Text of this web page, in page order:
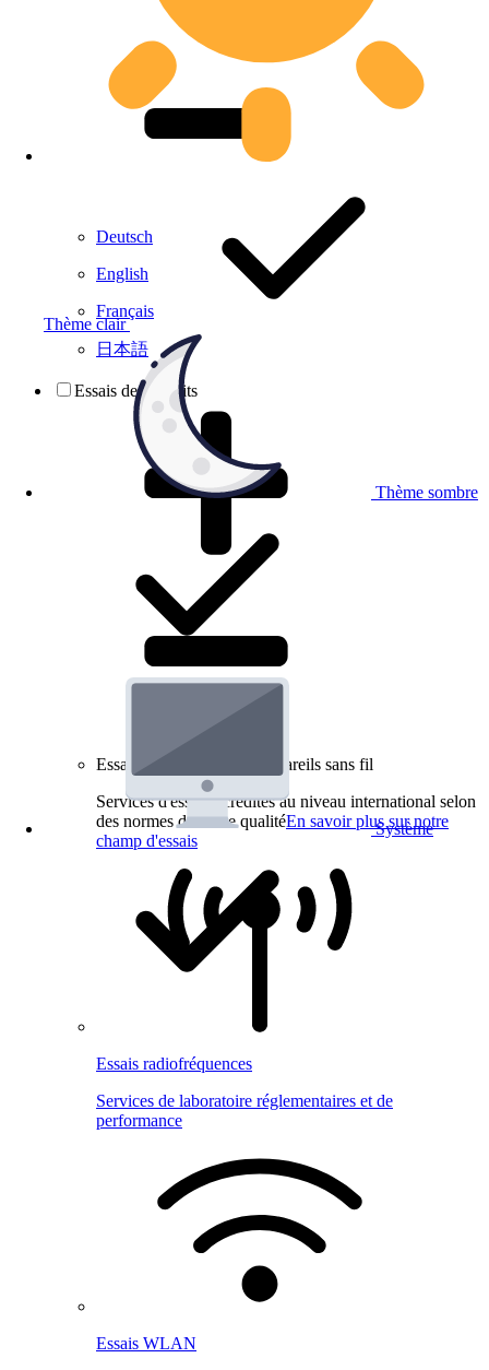
Thème clair
Thème sombre
Système
Deutsch
English
Français
日本語
Essais de produits
Essais de produits pour appareils sans fil
Services d'essai accrédités au niveau international selon
des normes de haute qualitéEn savoir plus sur notre
champ d'essais
Essais radiofréquences
Services de laboratoire réglementaires et de
performance
Essais WLAN